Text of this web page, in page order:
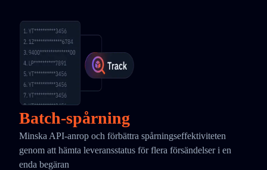
Batch-spårning
Minska API-anrop och förbättra spårningseffektiviteten
genom att hämta leveransstatus för flera försändelser i en
enda begäran